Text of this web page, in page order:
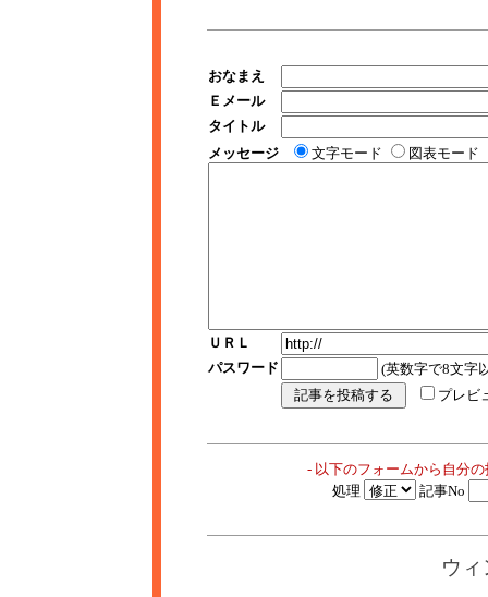
おなまえ
Ｅメール
タイトル
メッセージ
文字モード 図表モード
ＵＲＬ
パスワード
(英数字で8文字
プレビ
- 以下のフォームから自分
処理
記事No
ウ